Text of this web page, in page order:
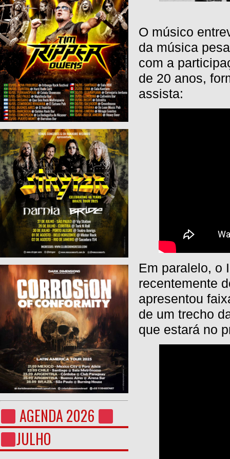
AGENDA 2026
JULHO
O músico
da música
com a
de 20 anos,
assista:
Em paralelo, o
recentemente
apresentou
de um trecho
que estará no